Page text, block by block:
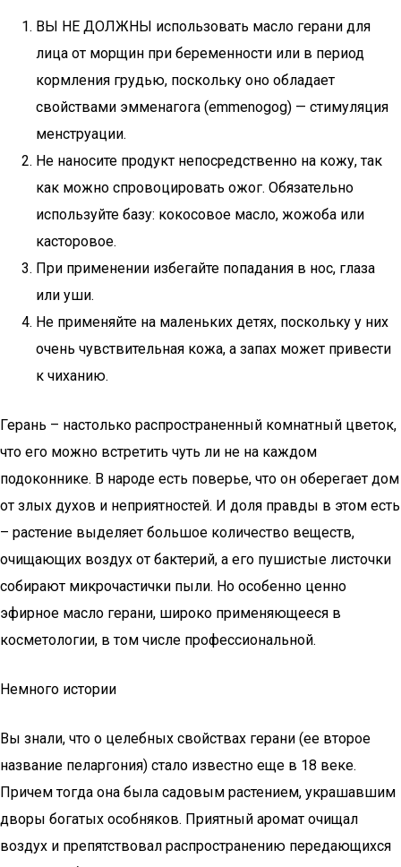
ВЫ НЕ ДОЛЖНЫ использовать масло герани для
лица от морщин при беременности или в период
кормления грудью, поскольку оно обладает
свойствами эмменагога (emmenogog) — стимуляция
менструации.
Не наносите продукт непосредственно на кожу, так
как можно спровоцировать ожог. Обязательно
используйте базу: кокосовое масло, жожоба или
касторовое.
При применении избегайте попадания в нос, глаза
или уши.
Не применяйте на маленьких детях, поскольку у них
очень чувствительная кожа, а запах может привести
к чиханию.
Герань – настолько распространенный комнатный цветок,
что его можно встретить чуть ли не на каждом
подоконнике. В народе есть поверье, что он оберегает дом
от злых духов и неприятностей. И доля правды в этом есть
– растение выделяет большое количество веществ,
очищающих воздух от бактерий, а его пушистые листочки
собирают микрочастички пыли. Но особенно ценно
эфирное масло герани, широко применяющееся в
косметологии, в том числе профессиональной.
Немного истории
Вы знали, что о целебных свойствах герани (ее второе
название пеларгония) стало известно еще в 18 веке.
Причем тогда она была садовым растением, украшавшим
дворы богатых особняков. Приятный аромат очищал
воздух и препятствовал распространению передающихся